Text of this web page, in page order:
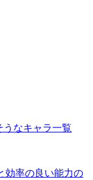
うなキャラ一覧
効率の良い能力の